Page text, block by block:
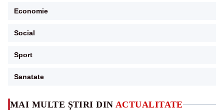
MAI MULTE ȘTIRI DIN ACTUALITATE
Economie
Social
Sport
Sanatate